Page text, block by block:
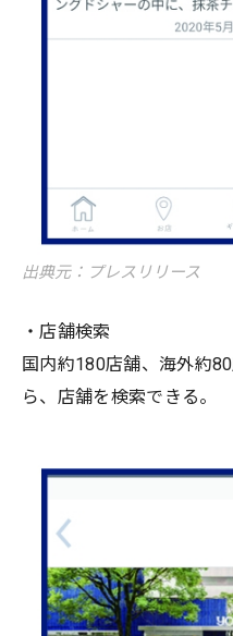
出典元：プレスリリース
・店舗検索
国内約180店舗、海外約
ら、店舗を検索できる。